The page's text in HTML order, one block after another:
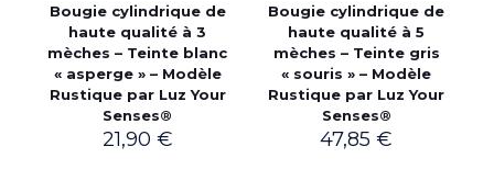
Bougie cylindrique de
haute qualité à 3
mèches – Teinte blanc
« asperge » – Modèle
Rustique par Luz Your
Senses®
21,90 €
Bougie cylindrique de
haute qualité à 5
mèches – Teinte gris
« souris » – Modèle
Rustique par Luz Your
Senses®
47,85€